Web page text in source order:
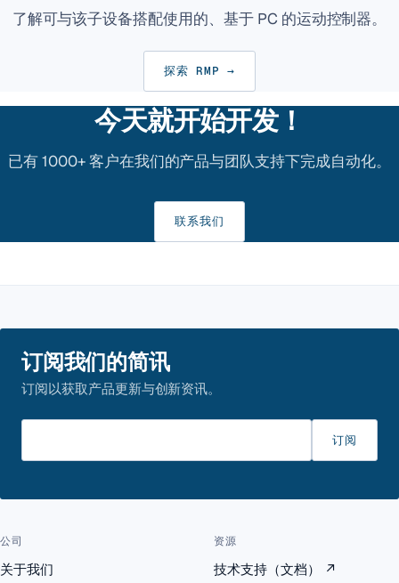
了解可与该子设备搭配使用的、基于 PC 的运动控制器。
探索 RMP →
今天就开始开发！
已有 1000+ 客户在我们的产品与团队支持下完成自动化。
联系我们
订阅我们的简讯
订阅以获取产品更新与创新资讯。
订阅
公司
关于我们
资源
技术支持（文档）
↗